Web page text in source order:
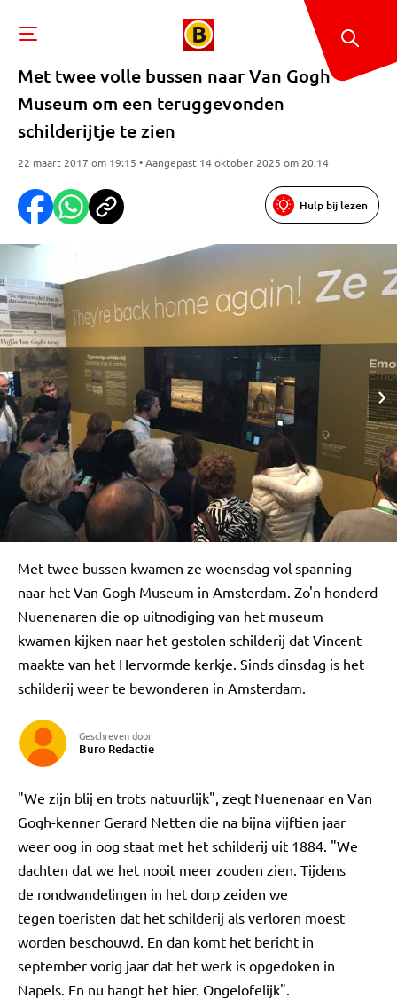
Met twee volle bussen naar Van Gogh
Museum om een teruggevonden
schilderijtje te zien
22 maart 2017 om 19:15 • Aangepast 14 oktober 2025 om 20:14
Hulp bij lezen
Met twee bussen kwamen ze woensdag vol spanning
naar het Van Gogh Museum in Amsterdam. Zo'n honderd
Nuenenaren die op uitnodiging van het museum
kwamen kijken naar het gestolen schilderij dat Vincent
maakte van het Hervormde kerkje. Sinds dinsdag is het
schilderij weer te bewonderen in Amsterdam.
Geschreven door
Buro Redactie
"We zijn blij en trots natuurlijk", zegt Nuenenaar en Van
Gogh-kenner Gerard Netten die na bijna vijftien jaar
weer oog in oog staat met het schilderij uit 1884. "We
dachten dat we het nooit meer zouden zien. Tijdens
de rondwandelingen in het dorp zeiden we
tegen toeristen dat het schilderij als verloren moest
worden beschouwd. En dan komt het bericht in
september vorig jaar dat het werk is opgedoken in
Napels. En nu hangt het hier. Ongelofelijk".